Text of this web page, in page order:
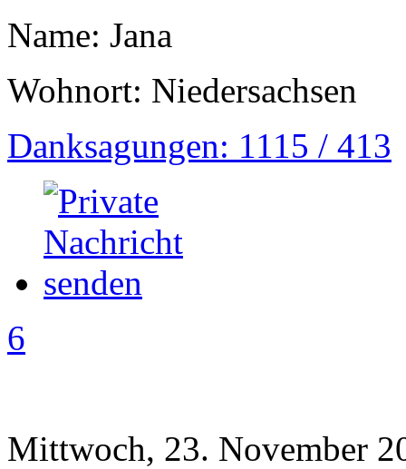
Name: Jana
Wohnort: Niedersachsen
Danksagungen: 1115 / 413
6
Mittwoch, 23. November